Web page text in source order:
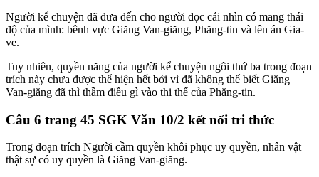
Người kể chuyện đã đưa đến cho người đọc cái nhìn có mang thái
độ của mình: bênh vực Giăng Van-giăng, Phăng-tin và lên án Gia-
ve.
Tuy nhiên, quyền năng của người kể chuyện ngôi thứ ba trong đoạn
trích này chưa được thể hiện hết bởi vì đã không thể biết Giăng
Van-giăng đã thì thầm điều gì vào thi thể của Phăng-tin.
Câu 6 trang 45 SGK Văn 10/2 kết nối tri thức
Trong đoạn trích Người cầm quyền khôi phục uy quyền, nhân vật
thật sự có uy quyền là Giăng Van-giăng.